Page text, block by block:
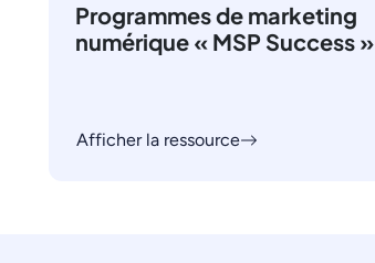
Programmes de marketing
numérique « MSP Success »
Afficher la ressource